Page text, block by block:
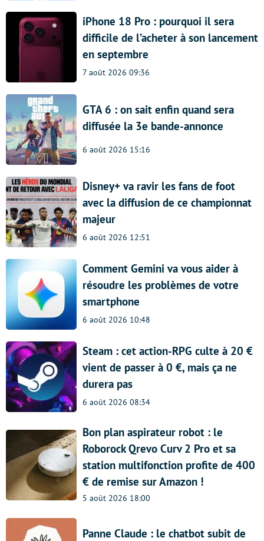
iPhone 18 Pro : pourquoi il sera
difficile de l’acheter à son lancement
en septembre
7 août 2026 09:36
GTA 6 : on sait enfin quand sera
diffusée la 3e bande-annonce
6 août 2026 15:16
Disney+ va ravir les fans de foot
avec la diffusion de ce championnat
majeur
6 août 2026 12:51
Comment Gemini va vous aider à
résoudre les problèmes de votre
smartphone
6 août 2026 10:48
Steam : cet action-RPG culte à 20 €
vient de passer à 0 €, mais ça ne
durera pas
6 août 2026 08:34
Bon plan aspirateur robot : le
Roborock Qrevo Curv 2 Pro et sa
station multifonction profite de 400
€ de remise sur Amazon !
5 août 2026 18:00
Panne Claude : le chatbot subit de